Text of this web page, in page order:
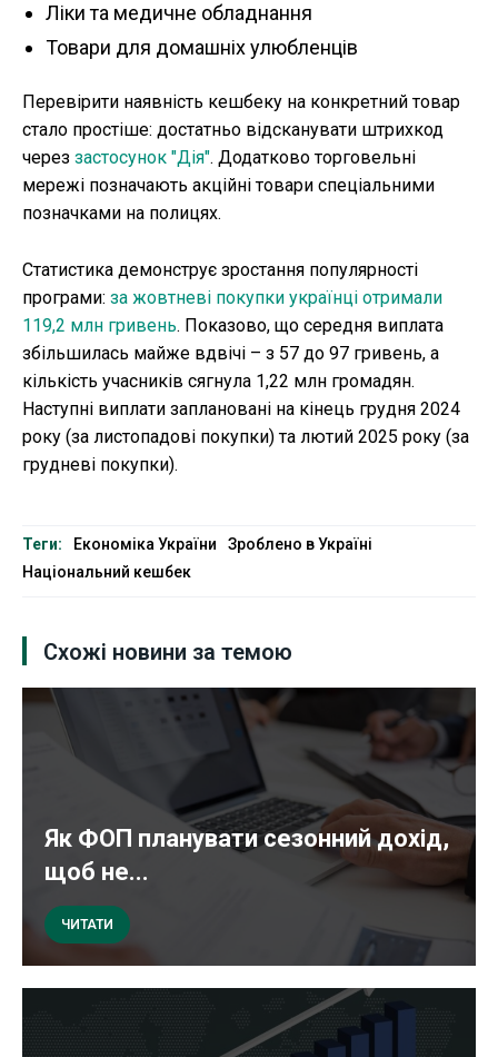
Ліки та медичне обладнання
Товари для домашніх улюбленців
Перевірити наявність кешбеку на конкретний товар
стало простіше: достатньо відсканувати штрихкод
через застосунок "Дія". Додатково торговельні
мережі позначають акційні товари спеціальними
позначками на полицях.
Статистика демонструє зростання популярності
програми: за жовтневі покупки українці отримали
119,2 млн гривень. Показово, що середня виплата
збільшилась майже вдвічі – з 57 до 97 гривень, а
кількість учасників сягнула 1,22 млн громадян.
Наступні виплати заплановані на кінець грудня 2024
року (за листопадові покупки) та лютий 2025 року (за
грудневі покупки).
Теги: Економіка України
Зроблено в Україні
Національний кешбек
Схожі новини за темою
Як ФОП планувати сезонний дохід,
щоб не...
ЧИТАТИ